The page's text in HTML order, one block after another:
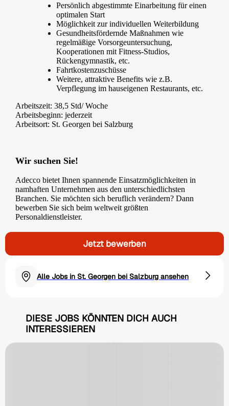
Persönlich abgestimmte Einarbeitung für einen
optimalen Start
Möglichkeit zur individuellen Weiterbildung
Gesundheitsfördernde Maßnahmen wie
regelmäßige Vorsorgeuntersuchung,
Kooperationen mit Fitness-Studios,
Rückengymnastik, etc.
Fahrtkostenzuschüsse
Weitere, attraktive Benefits wie z.B.
Verpflegung im hauseigenen Restaurants, etc.
Arbeitszeit: 38,5 Std/ Woche
Arbeitsbeginn: jederzeit
Arbeitsort: St. Georgen bei Salzburg
Wir suchen Sie!
Adecco bietet Ihnen spannende Einsatzmöglichkeiten in
namhaften Unternehmen aus den unterschiedlichsten
Branchen. Sie möchten sich beruflich verändern? Dann
bewerben Sie sich beim weltweit größten
Personaldienstleister.
Jetzt bewerben
Alle Jobs in St. Georgen bei Salzburg ansehen
DIESE JOBS KÖNNTEN DICH AUCH
INTERESSIEREN